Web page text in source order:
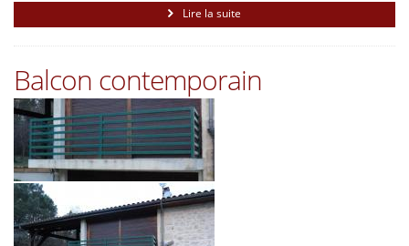
Lire la suite
Balcon contemporain